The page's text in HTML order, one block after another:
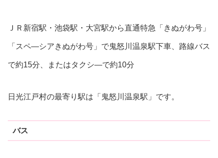
ＪＲ新宿駅・池袋駅・大宮駅から直通特急「きぬがわ号」
「スペ―シアきぬがわ号」で鬼怒川温泉駅下車、路線バス
で約15分、またはタクシ―で約10分
日光江戸村の最寄り駅は「鬼怒川温泉駅」です。
バス